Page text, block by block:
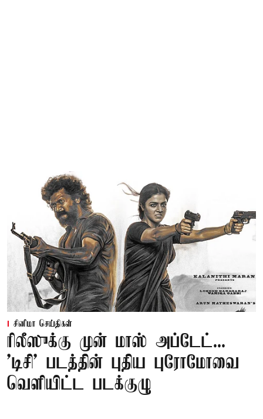
சினிமா செய்திகள்
ரிலீஸுக்கு முன் மாஸ் அப்டேட்...
'டிசி' படத்தின் புதிய புரோமோவை
வெளியிட்ட படக்குழு